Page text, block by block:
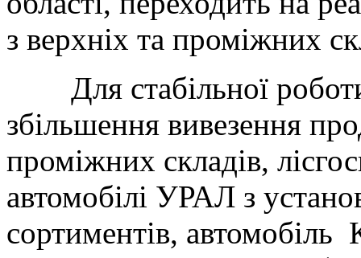
з верхніх та проміжних
Для стабільної
збільшення вивезення
проміжних складів,
автомобілі УРАЛ з
сортиментів,